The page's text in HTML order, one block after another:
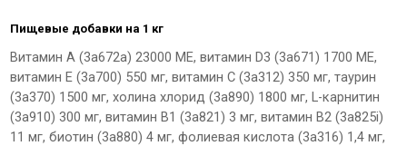
Пищевые добавки на 1 кг
Витамин А (3a672a) 23000 МЕ, витамин D3 (3a671) 1700 МЕ,
витамин Е (3a700) 550 мг, витамин С (3a312) 350 мг, таурин
(3a370) 1500 мг, холина хлорид (3a890) 1800 мг, L-карнитин
(3a910) 300 мг, витамин B1 (3a821) 3 мг, витамин B2 (3a825i)
11 мг, биотин (3a880) 4 мг, фолиевая кислота (3a316) 1,4 мг,